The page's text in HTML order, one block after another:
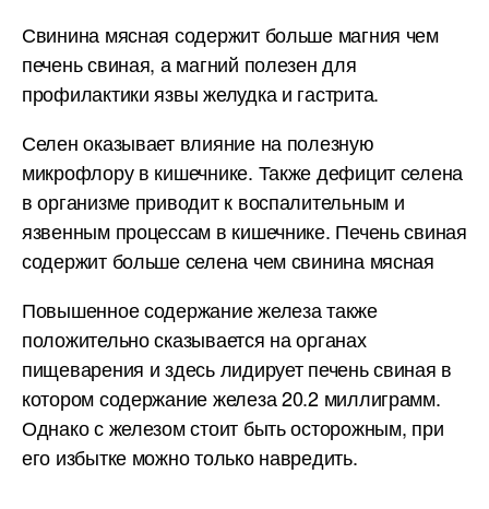
Свинина мясная содержит больше магния чем
печень свиная, а магний полезен для
профилактики язвы желудка и гастрита.
Селен оказывает влияние на полезную
микрофлору в кишечнике. Также дефицит селена
в организме приводит к воспалительным и
язвенным процессам в кишечнике. Печень свиная
содержит больше селена чем свинина мясная
Повышенное содержание железа также
положительно сказывается на органах
пищеварения и здесь лидирует печень свиная в
котором содержание железа 20.2 миллиграмм.
Однако с железом стоит быть осторожным, при
его избытке можно только навредить.